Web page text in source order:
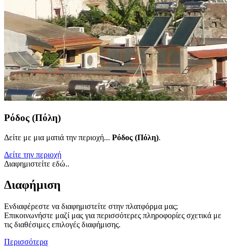
Ρόδος (Πόλη)
Δείτε με μια ματιά την περιοχή... Ρόδος (Πόλη).
Δείτε την περιοχή
Διαφημιστείτε εδώ..
Διαφήμιση
Ενδιαφέρεστε να διαφημιστείτε στην πλατφόρμα μας;
Επικοινωνήστε μαζί μας για περισσότερες πληροφορίες σχετικά με
τις διαθέσιμες επιλογές διαφήμισης.
Περισσότερα